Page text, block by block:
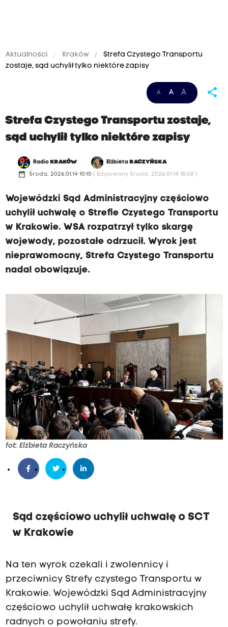
Aktualności Kraków
Strefa Czystego Transportu
zostaje, sąd uchylił tylko niektóre zapisy
A A A share
Strefa Czystego Transportu zostaje,
sąd uchylił tylko niektóre zapisy
Radio KRAKÓW Elżbieta RACZYŃSKA
date_range Środa, 2026.01.14 10:10 ( Edytowany Środa, 2026.01.14 18:08 )
Wojewódzki Sąd Administracyjny częściowo
uchylił uchwałę o Strefie Czystego Transportu
w Krakowie. WSA rozpatrzył tylko skargę
wojewody, pozostałe odrzucił. Wyrok jest
nieprawomocny, Strefa Czystego Transportu
nadal obowiązuje.
fot: Elżbieta Raczyńska
Sąd częściowo uchylił uchwałę o SCT
w Krakowie
Na ten wyrok czekali i zwolennicy i
przeciwnicy Strefy czystego Transportu w
Krakowie. Wojewódzki Sąd Administracyjny
częściowo uchylił uchwałę krakowskich
radnych o powołaniu strefy.